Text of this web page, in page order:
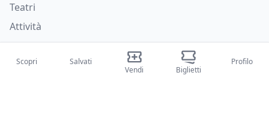
Teatri
Attività
Chi siamo
Scopri
Salvati
Vendi
Biglietti
Profilo